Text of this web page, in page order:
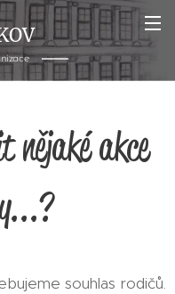
nějaké akce
souhlas rodičů.